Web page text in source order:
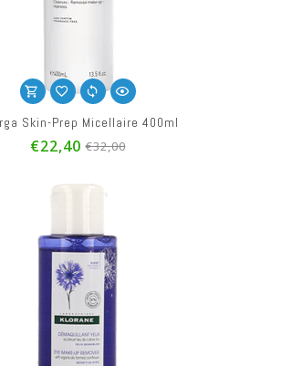
Skin-Prep Micellaire 400ml
€22,40 €32,00